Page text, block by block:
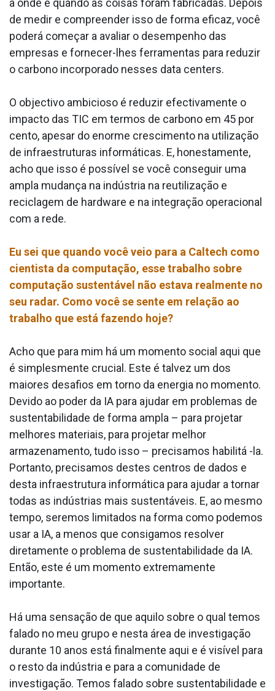
a onde e quando as coisas foram fabricadas. Depois
de medir e compreender isso de forma eficaz, você
poderá começar a avaliar o desempenho das
empresas e fornecer-lhes ferramentas para reduzir
o carbono incorporado nesses data centers.
O objectivo ambicioso é reduzir efectivamente o
impacto das TIC em termos de carbono em 45 por
cento, apesar do enorme crescimento na utilização
de infraestruturas informáticas. E, honestamente,
acho que isso é possível se você conseguir uma
ampla mudança na indústria na reutilização e
reciclagem de hardware e na integração operacional
com a rede.
Eu sei que quando você veio para a Caltech como
cientista da computação, esse trabalho sobre
computação sustentável não estava realmente no
seu radar. Como você se sente em relação ao
trabalho que está fazendo hoje?
Acho que para mim há um momento social aqui que
é simplesmente crucial. Este é talvez um dos
maiores desafios em torno da energia no momento.
Devido ao poder da IA para ajudar em problemas de
sustentabilidade de forma ampla – para projetar
melhores materiais, para projetar melhor
armazenamento, tudo isso – precisamos habilitá -la.
Portanto, precisamos destes centros de dados e
desta infraestrutura informática para ajudar a tornar
todas as indústrias mais sustentáveis. E, ao mesmo
tempo, seremos limitados na forma como podemos
usar a IA, a menos que consigamos resolver
diretamente o problema de sustentabilidade da IA.
Então, este é um momento extremamente
importante.
Há uma sensação de que aquilo sobre o qual temos
falado no meu grupo e nesta área de investigação
durante 10 anos está finalmente aqui e é visível para
o resto da indústria e para a comunidade de
investigação. Temos falado sobre sustentabilidade e